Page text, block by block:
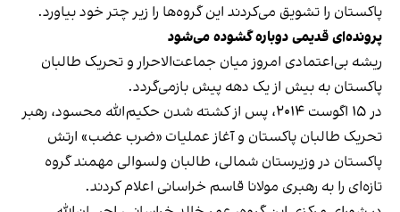
پاکستان را تشویق می‌کردند این گروه‌ها را زیر چتر خود بیاورد.
پرونده‌ای قدیمی دوباره گشوده می‌شود
ریشه بی‌اعتمادی امروز میان جماعت‌الاحرار و تحریک طالبان
پاکستان به بیش از یک دهه پیش بازمی‌گردد.
در ۱۵ اگوست ۲۰۱۴، پس از کشته شدن حکیم‌الله محسود، رهبر
تحریک طالبان پاکستان و آغاز عملیات «ضرب عضب» ارتش
پاکستان در وزیرستان شمالی، طالبان ولسوالی مهمند گروه
تازه‌ای را به رهبری مولانا قاسم خراسانی اعلام کردند.